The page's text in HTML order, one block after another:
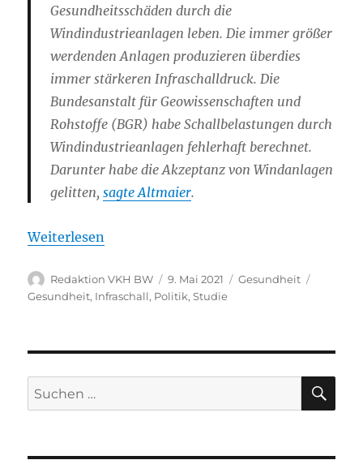
Gesundheitsschäden durch die
Windindustrieanlagen leben. Die immer größer
werdenden Anlagen produzieren überdies
immer stärkeren Infraschalldruck. Die
Bundesanstalt für Geowissenschaften und
Rohstoffe (BGR) habe Schallbelastungen durch
Windindustrieanlagen fehlerhaft berechnet.
Darunter habe die Akzeptanz von Windanlagen
gelitten,sagte Altmaier.
Weiterlesen
Autor
Redaktion VKH BW
Veröffentlicht
am
9. Mai 2021 Kategorien
Gesundheit
Gesundheit, Infraschall, Politik,Studie
Suche
nach: